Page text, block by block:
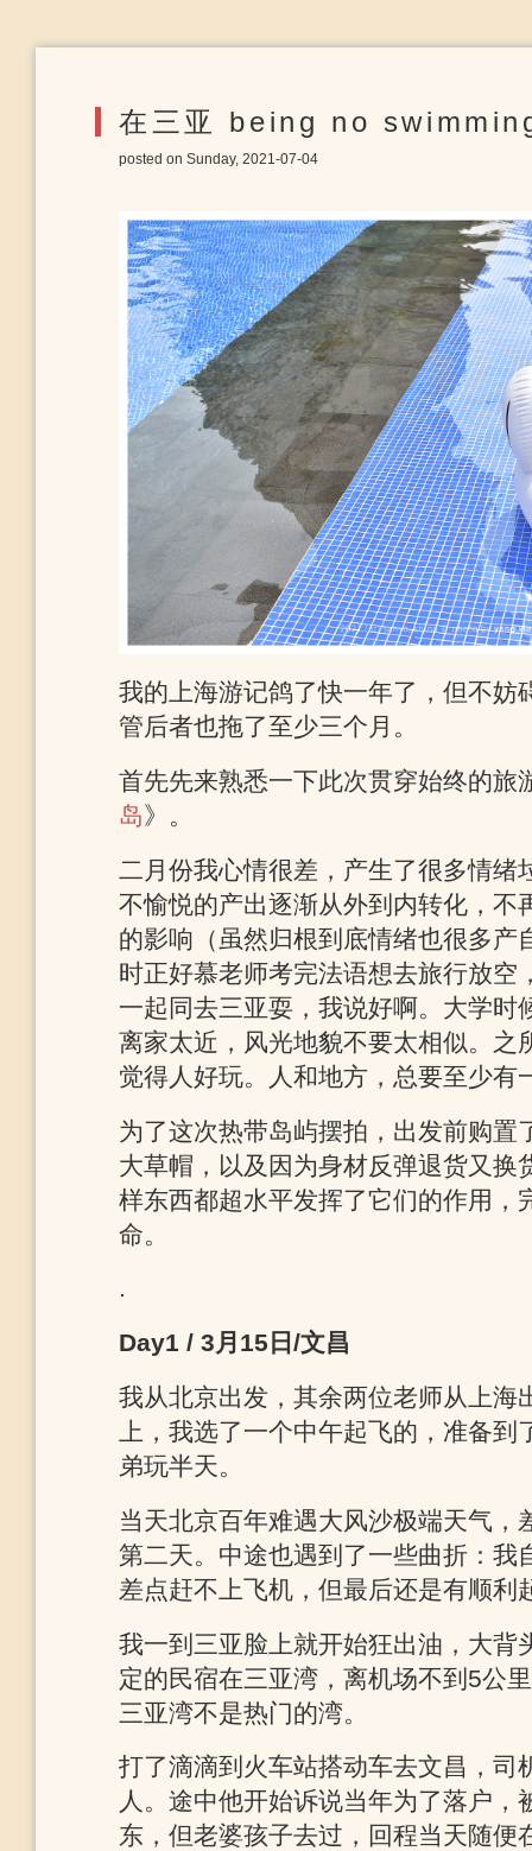
在三亚 being no
posted on Sunday, 2021-07-04
我的上海游记鸽了快一年了，但不妨
管后者也拖了至少三个月。
首先先来熟悉一下此次贯穿始终的旅
岛》。
二月份我心情很差，产生了很多情绪
不愉悦的产出逐渐从外到内转化，不
的影响（虽然归根到底情绪也很多产
时正好慕老师考完法语想去旅行放空
一起同去三亚耍，我说好啊。大学时
离家太近，风光地貌不要太相似。之
觉得人好玩。人和地方，总要至少有
为了这次热带岛屿摆拍，出发前购置
大草帽，以及因为身材反弹退货又换
样东西都超水平发挥了它们的作用，
命。
.
Day1 / 3月15日/文昌
我从北京出发，其余两位老师从上海
上，我选了一个中午起飞的，准备
弟玩半天。
当天北京百年难遇大风沙极端天气，
第二天。中途也遇到了一些曲折：我
差点赶不上飞机，但最后还是有顺利
我一到三亚脸上就开始狂出油，大背
定的民宿在三亚湾，离机场不到5公
三亚湾不是热门的湾。
打了滴滴到火车站搭动车去文昌，司
人。途中他开始诉说当年为了落户，
东，但老婆孩子去过，回程当天随便